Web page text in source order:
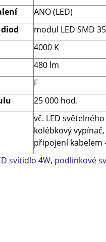
ANO (LED)
modul LED SMD
4000 K
480 lm
F
25 000 hod.
vč. LED
kolébkový
připojení kabelem
svítidlo 4W, podlinkové